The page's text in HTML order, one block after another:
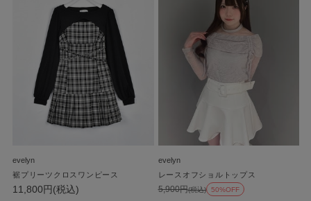
evelyn
裾プリーツクロスワンピース
11,800円(税込)
evelyn
レースオフショルトップス
5,900円(税込) 50%OFF